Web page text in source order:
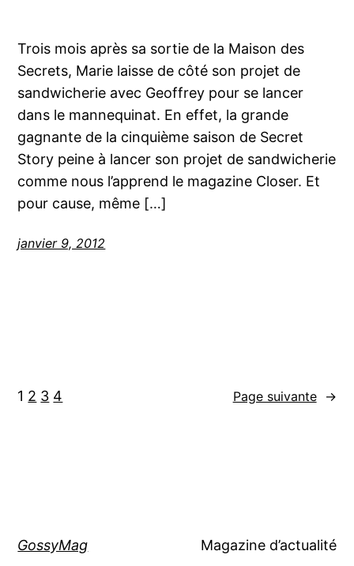
Trois mois après sa sortie de la Maison des
Secrets, Marie laisse de côté son projet de
sandwicherie avec Geoffrey pour se lancer
dans le mannequinat. En effet, la grande
gagnante de la cinquième saison de Secret
Story peine à lancer son projet de sandwicherie
comme nous l’apprend le magazine Closer. Et
pour cause, même […]
janvier 9, 2012
1 2 3 4 Page suivante →
GossyMag Magazine d’actualité